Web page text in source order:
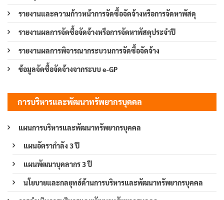
รายงานและความก้าวหน้าการจัดซื้อจัดจ้างหรือการจัดหาพัสดุ
รายงานผลการจัดซื้อจัดจ้างหรือการจัดหาพัสดุประจำปี
รายงานผลการพิจารณากระบวนการจัดซื้อจัดจ้าง
ข้อมูลจัดซื้อจัดจ้างจากระบบ e-GP
การบริหารและพัฒนาทรัพยากรบุคคล
แผนการบริหารและพัฒนาทรัพยากรบุคคล
แผนอัตรากำลัง 3 ปี
แผนพัฒนาบุคลากร 3 ปี
นโยบายและกลยุทธ์ด้านการบริหารและพัฒนาทรัพยากรบุคคล